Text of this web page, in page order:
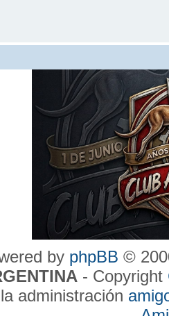
by phpBB ©
- Copyright
administración